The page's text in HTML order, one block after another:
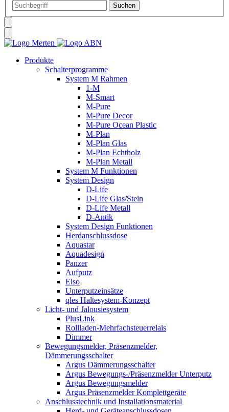
Produkte
Schalterprogramme
System M Rahmen
1-M
M-Smart
M-Pure
M-Pure Decor
M-Pure Ocean Plastic
M-Plan
M-Plan Glas
M-Plan Echtholz
M-Plan Metall
System M Funktionen
System Design
D-Life
D-Life Glas/Stein
D-Life Metall
D-Antik
System Design Funktionen
Herdanschlussdose
Aquastar
Aquadesign
Panzer
Aufputz
Elso
Unterputzeinsätze
qles Haltesystem-Konzept
Licht- und Jalousiesystem
PlusLink
Rollladen-Mehrfachsteuerrelais
Dimmer
Bewegungsmelder, Präsenzmelder,
Dämmerungsschalter
Argus Dämmerungsschalter
Argus Bewegungs-/Präsenzmelder Unterputz
Argus Bewegungsmelder
Argus Präsenzmelder Komplettgeräte
Anschlusstechnik und Installationsmaterial